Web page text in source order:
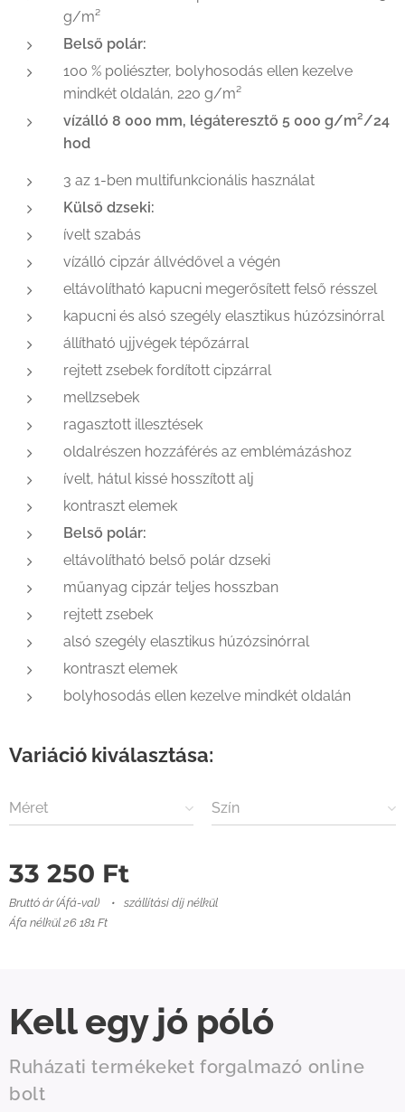
g/m²
Belső polár:
100 % poliészter, bolyhosodás ellen kezelve
mindkét oldalán, 220 g/m²
vízálló 8 000 mm, légáteresztő 5 000 g/m²/24
hod
3 az 1-ben multifunkcionális használat
Külső dzseki:
ívelt szabás
vízálló cipzár állvédővel a végén
eltávolítható kapucni megerősített felső résszel
kapucni és alsó szegély elasztikus húzózsinórral
állítható ujjvégek tépőzárral
rejtett zsebek fordított cipzárral
mellzsebek
ragasztott illesztések
oldalrészen hozzáférés az emblémázáshoz
ívelt, hátul kissé hosszított alj
kontraszt elemek
Belső polár:
eltávolítható belső polár dzseki
műanyag cipzár teljes hosszban
rejtett zsebek
alsó szegély elasztikus húzózsinórral
kontraszt elemek
bolyhosodás ellen kezelve mindkét oldalán
Variáció kiválasztása:
Méret Szín
33 250 Ft
Bruttó ár (Áfá-val)
szállítási díj nélkül
Áfa nélkül 26 181 Ft
Kell egy jó póló
Ruházati termékeket forgalmazó online
bolt